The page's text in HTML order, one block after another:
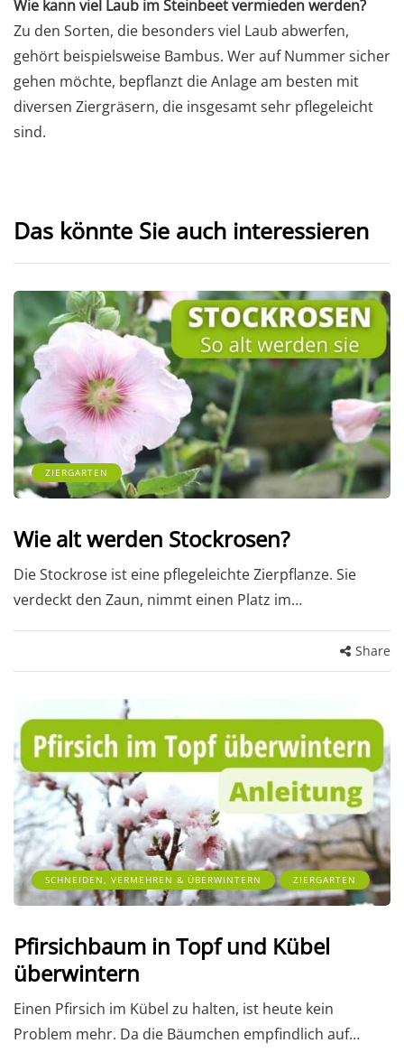
Wie kann viel Laub im Steinbeet vermieden werden?
Zu den Sorten, die besonders viel Laub abwerfen,
gehört beispielsweise Bambus. Wer auf Nummer sicher
gehen möchte, bepflanzt die Anlage am besten mit
diversen Ziergräsern, die insgesamt sehr pflegeleicht
sind.
Das könnte Sie auch interessieren
ZIERGARTEN
Wie alt werden Stockrosen?
Die Stockrose ist eine pflegeleichte Zierpflanze. Sie
verdeckt den Zaun, nimmt einen Platz im…
Share
SCHNEIDEN, VERMEHREN & ÜBERWINTERN ZIERGARTEN
Pfirsichbaum in Topf und Kübel
überwintern
Einen Pfirsich im Kübel zu halten, ist heute kein
Problem mehr. Da die Bäumchen empfindlich auf…